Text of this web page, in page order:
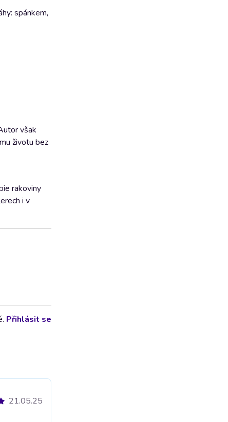
spánkem,
však
životu bez
rakoviny
i v
Přihlásit se
21.05.25